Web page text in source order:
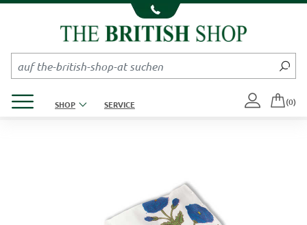
Kompletten Head der Seite überspringen
SHOP SERVICE (0)